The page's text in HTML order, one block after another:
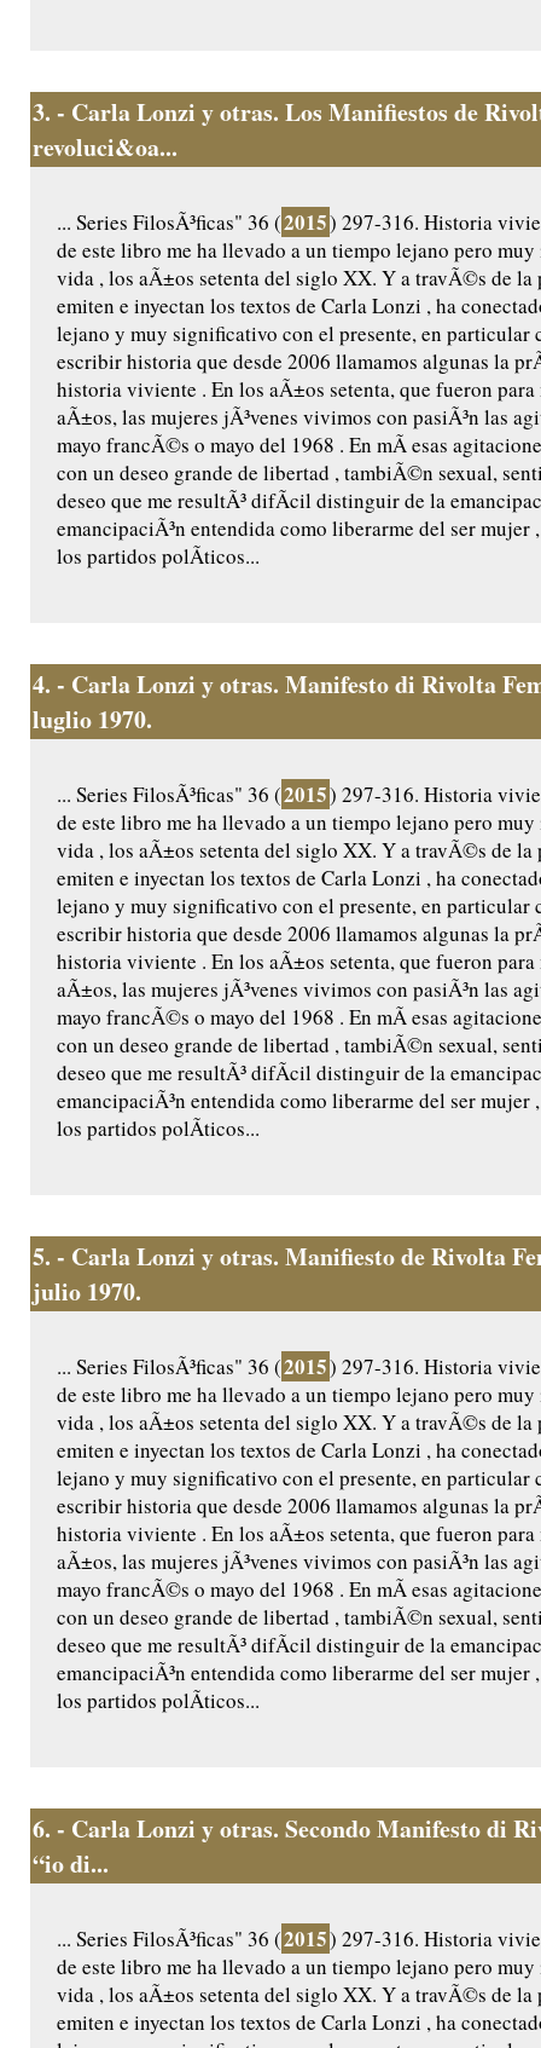
3. - Carla Lonzi y otras. Los Manifiestos de
revoluci&oa...
... Series FilosÃ³ficas" 36 (2015) 297-316. Historia
de este libro me ha llevado a un tiempo lejano pero
vida , los aÃ±os setenta del siglo XX. Y a travÃ©s de la
emiten e inyectan los textos de Carla Lonzi , ha
lejano y muy significativo con el presente, en particular
escribir historia que desde 2006 llamamos algunas la
historia viviente . En los aÃ±os setenta, que fueron
aÃ±os, las mujeres jÃ³venes vivimos con pasiÃ³n las
mayo francÃ©s o mayo del 1968 . En mÃ­ esas
con un deseo grande de libertad , tambiÃ©n sexual,
deseo que me resultÃ³ difÃ­cil distinguir de la
emancipaciÃ³n entendida como liberarme del ser mujer
los partidos polÃ­ticos...
4. - Carla Lonzi y otras. Manifesto di Rivolta
luglio 1970.
... Series FilosÃ³ficas" 36 (2015) 297-316. Historia
de este libro me ha llevado a un tiempo lejano pero
vida , los aÃ±os setenta del siglo XX. Y a travÃ©s de la
emiten e inyectan los textos de Carla Lonzi , ha
lejano y muy significativo con el presente, en particular
escribir historia que desde 2006 llamamos algunas la
historia viviente . En los aÃ±os setenta, que fueron
aÃ±os, las mujeres jÃ³venes vivimos con pasiÃ³n las
mayo francÃ©s o mayo del 1968 . En mÃ­ esas
con un deseo grande de libertad , tambiÃ©n sexual,
deseo que me resultÃ³ difÃ­cil distinguir de la
emancipaciÃ³n entendida como liberarme del ser mujer
los partidos polÃ­ticos...
5. - Carla Lonzi y otras. Manifiesto de Rivolta
julio 1970.
... Series FilosÃ³ficas" 36 (2015) 297-316. Historia
de este libro me ha llevado a un tiempo lejano pero
vida , los aÃ±os setenta del siglo XX. Y a travÃ©s de la
emiten e inyectan los textos de Carla Lonzi , ha
lejano y muy significativo con el presente, en particular
escribir historia que desde 2006 llamamos algunas la
historia viviente . En los aÃ±os setenta, que fueron
aÃ±os, las mujeres jÃ³venes vivimos con pasiÃ³n las
mayo francÃ©s o mayo del 1968 . En mÃ­ esas
con un deseo grande de libertad , tambiÃ©n sexual,
deseo que me resultÃ³ difÃ­cil distinguir de la
emancipaciÃ³n entendida como liberarme del ser mujer
los partidos polÃ­ticos...
6. - Carla Lonzi y otras. Secondo Manifesto di
“io di...
... Series FilosÃ³ficas" 36 (2015) 297-316. Historia
de este libro me ha llevado a un tiempo lejano pero
vida , los aÃ±os setenta del siglo XX. Y a travÃ©s de la
emiten e inyectan los textos de Carla Lonzi , ha